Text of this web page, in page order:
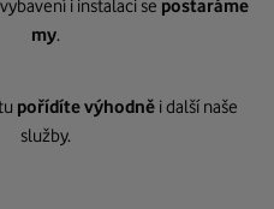
i instalaci se postaráme
my.
pořídíte výhodně i další naše
služby.